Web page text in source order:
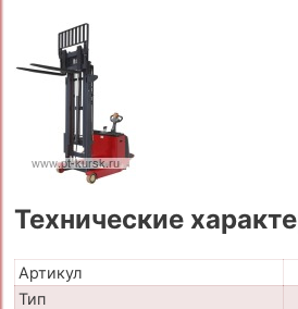
Технические
Артикул
Тип